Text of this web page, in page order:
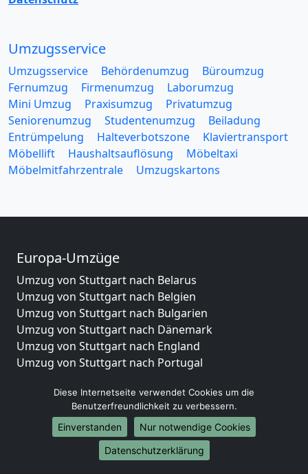
Umzugsservice
Umzugsservice Behördenumzug
Büroumzug
Fernumzug
Firmenumzug
Laborumzug
Mini Umzug
Praxisumzug
Privatumzug
Seniorenumzug
Studentenumzug
Beiladung
Entrümpelung
Halteverbotszone
Klaviertransport
Möbellift
Haushaltsauflösung
Möbeltaxi
Möbelmitfahrzentrale
Umzugskartons
Europa-Umzüge
Umzug von Stuttgart nach Belarus
Umzug von Stuttgart nach Belgien
Umzug von Stuttgart nach Bulgarien
Umzug von Stuttgart nach Dänemark
Umzug von Stuttgart nach England
Umzug von Stuttgart nach Portugal
und Herzegowina
Umzug von Stuttgart nach Irland
Umzug von Stuttgart nach Lettland
Umzug von Stuttgart nach Zypern
Umzug von Stuttgart nach Kroatien
Diese Internetseite verwendet Cookies um die
Benutzerfreundlichkeit zu verbessern.
Einverstanden
Nur notwendige Cookies
Datenschutzerklärung